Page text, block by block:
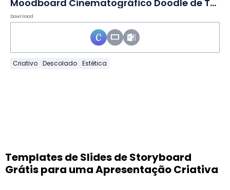
Moodboard Cinematográfico Doodle de TV e Cinema em Slides
Download
Criativo Descolado Estética
Templates de Slides de Storyboard
Grátis para uma Apresentação Criativa